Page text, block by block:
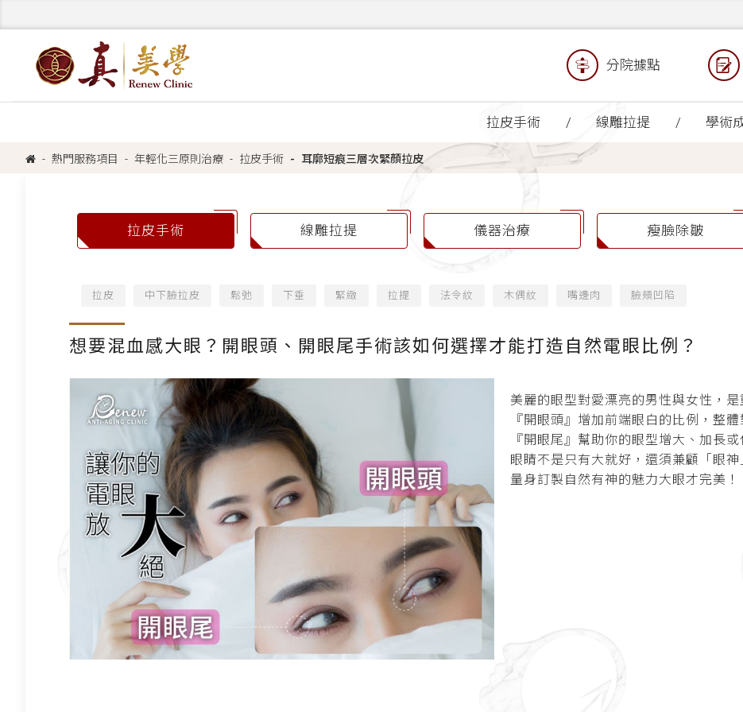
分院據點
拉皮手術 線雕拉提 學術
熱門服務項目 年輕化三原則治療 拉皮手術 耳廓短痕三層次緊顏拉皮
拉皮手術 線雕拉提 儀器治療 瘦臉除皺
拉皮 中下臉拉皮 鬆弛 下垂 緊緻 拉提 法令紋 木偶紋 嘴邊肉 臉頰凹陷
想要混血感大眼？開眼頭、開眼尾手術該如何選擇才能打造自然電眼比例？
美麗的眼型對愛漂亮的男性與女性，是
『開眼頭』增加前端眼白的比例，整
『開眼尾』幫助你的眼型增大、加長
眼睛不是只有大就好，還須兼顧「眼
量身訂製自然有神的魅力大眼才完美！